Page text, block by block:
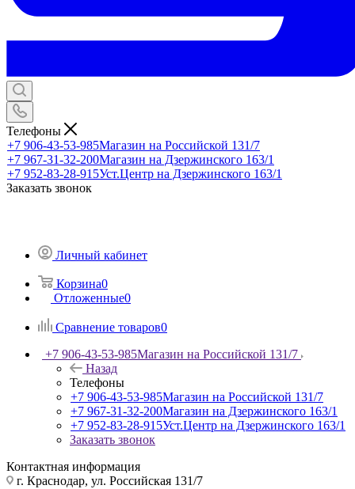
Телефоны
+7 906-43-53-985Магазин на Российской 131/7
+7 967-31-32-200Магазин на Дзержинского 163/1
+7 952-83-28-915Уст.Центр на Дзержинского 163/1
Заказать звонок
Личный кабинет
Корзина0
Отложенные0
Сравнение товаров0
+7 906-43-53-985Магазин на Российской 131/7
Назад
Телефоны
+7 906-43-53-985Магазин на Российской 131/7
+7 967-31-32-200Магазин на Дзержинского 163/1
+7 952-83-28-915Уст.Центр на Дзержинского 163/1
Заказать звонок
Контактная информация
г. Краснодар, ул. Российская 131/7